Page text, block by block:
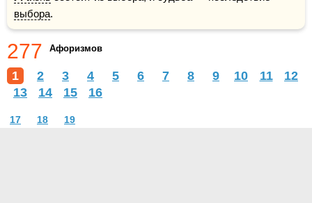
выбора.
277 Афоризмов
1 2 3 4 5 6 7 8 9 10 11
12
13
14 15 16
17 18 19